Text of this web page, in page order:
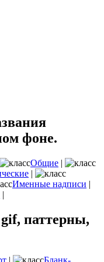
фоне.
Общие |
|
Именные надписи |
|
паттерны,
| Бланк-